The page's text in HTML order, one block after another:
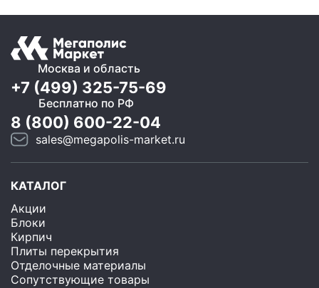
Москва и область
+7 (499) 325-75-69
Бесплатно по РФ
8 (800) 600-22-04
sales@megapolis-market.ru
КАТАЛОГ
Акции
Блоки
Кирпич
Плиты перекрытия
Отделочные материалы
Сопутствующие товары